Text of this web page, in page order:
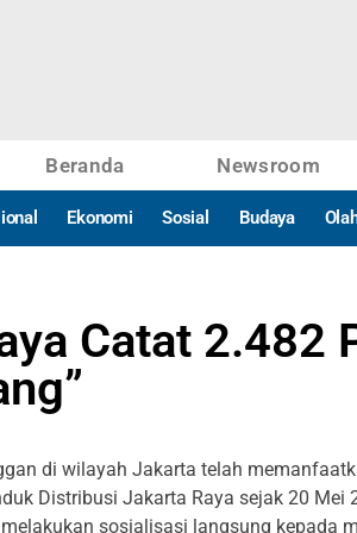
Beranda Newsroom
Ekonomi Sosial Budaya
Catat
di wilayah Jakarta telah
Distribusi Jakarta Raya sejak 20
sosialisasi langsung kepada